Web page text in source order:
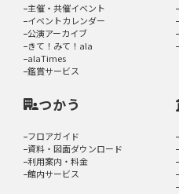
主催・共催イベント
イベントカレンダー
公演アーカイブ
きて！みて！ala
alaTimes
鑑賞サービス
つかう
フロアガイド
資料・図面ダウンロード
利用案内・料金
館内サービス